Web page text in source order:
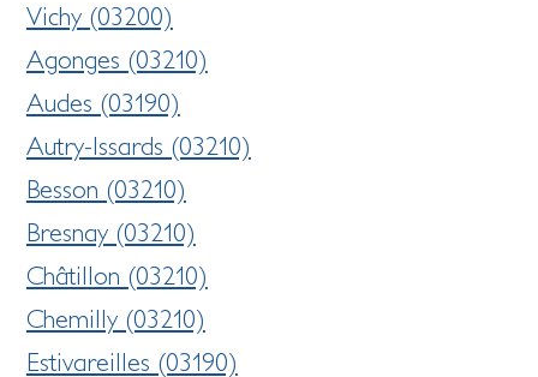
Vichy (03200)
Agonges (03210)
Audes (03190)
Autry-Issards (03210)
Besson (03210)
Bresnay (03210)
Châtillon (03210)
Chemilly (03210)
Estivareilles (03190)